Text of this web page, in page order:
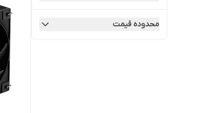
محدوده قیمت